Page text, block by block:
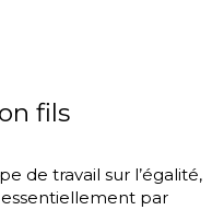
fils
de travail sur l’égalité,
par